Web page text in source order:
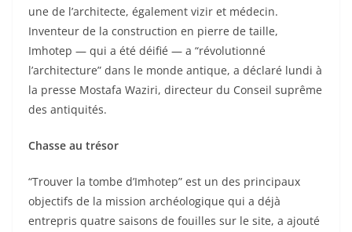
une de l’architecte, également vizir et médecin.
Inventeur de la construction en pierre de taille,
Imhotep — qui a été déifié — a “révolutionné
l’architecture” dans le monde antique, a déclaré lundi à
la presse Mostafa Waziri, directeur du Conseil suprême
des antiquités.
Chasse au trésor
“Trouver la tombe d’Imhotep” est un des principaux
objectifs de la mission archéologique qui a déjà
entrepris quatre saisons de fouilles sur le site, a ajouté